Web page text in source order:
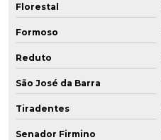
Florestal
Formoso
Reduto
São José da Barra
Tiradentes
Senador Firmino